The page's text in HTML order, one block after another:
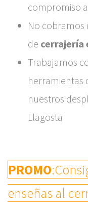
compromiso
No cobramos
de cerrajería
Trabajamos
herramientas
nuestros
Llagosta
PROMO
enseñas al